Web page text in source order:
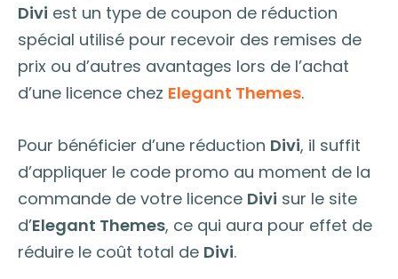
Divi est un type de coupon de réduction
spécial utilisé pour recevoir des remises de
prix ou d’autres avantages lors de l’achat
d’une licence chez Elegant Themes.
Pour bénéficier d’une réduction Divi, il suffit
d’appliquer le code promo au moment de la
commande de votre licence Divi sur le site
d’Elegant Themes, ce qui aura pour effet de
réduire le coût total de Divi.